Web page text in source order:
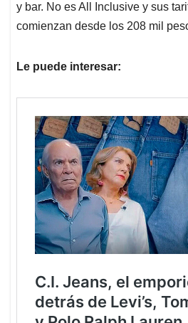
y bar. No es All Inclusive y sus
comienzan desde los 208 mil
Le puede interesar: